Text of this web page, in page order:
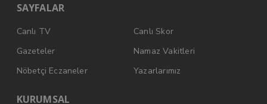
SAYFALAR
Canlı TV
Canlı Skor
Gazeteler
Namaz Vakitleri
Nöbetçi Eczaneler
Yazarlarımız
KURUMSAL